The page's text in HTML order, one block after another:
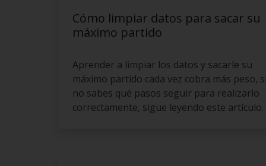
Cómo limpiar datos para sacar su
máximo partido
Aprender a limpiar los datos y sacarle su
máximo partido cada vez cobra más peso,
no sabes qué pasos seguir para realizarlo
correctamente, sigue leyendo este artículo.